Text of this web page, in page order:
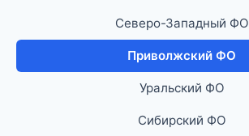
Северо-Западный ФО
Приволжский ФО
Уральский ФО
Сибирский ФО